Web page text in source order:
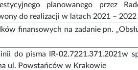
planowanego przez
do realizacji w latach 2021 – 2022
finansowych na zadanie pn.
do pisma IR-02.7221.371.2021w
ul. Powstańców w Krakowie